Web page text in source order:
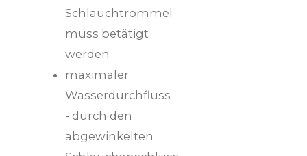
Schlauchtrommel
muss betätigt
werden
maximaler
Wasserdurchfluss
- durch den
abgewinkelten